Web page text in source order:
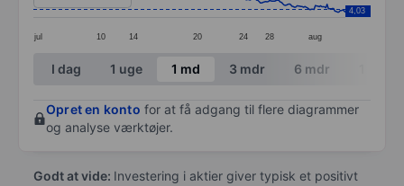
jul 10 14 20 24 28 aug
4,03
End of interactive chart.
I dag 1 uge 1 md 3 mdr 6 mdr
Opret en konto for at få adgang til flere diagrammer
og analyse værktøjer.
Godt at vide: Investering i aktier giver typisk et positivt